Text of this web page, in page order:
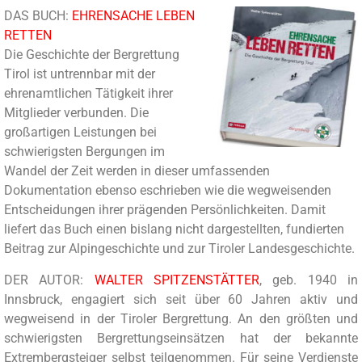
DAS BUCH: EHRENSACHE LEBEN
RETTEN
Die Geschichte der Bergrettung
Tirol ist untrennbar mit der
ehrenamtlichen Tätigkeit ihrer
Mitglieder verbunden. Die
großartigen Leistungen bei
schwierigsten Bergungen im
Wandel der Zeit werden in dieser umfassenden
Dokumentation ebenso eschrieben wie die wegweisenden
Entscheidungen ihrer prägenden Persönlichkeiten. Damit
liefert das Buch einen bislang nicht dargestellten, fundierten
Beitrag zur Alpingeschichte und zur Tiroler Landesgeschichte.
DER AUTOR: WALTER SPITZENSTÄTTER, geb. 1940 in
Innsbruck, engagiert sich seit über 60 Jahren aktiv und
wegweisend in der Tiroler Bergrettung. An den größten und
schwierigsten Bergrettungseinsätzen hat der bekannte
Extrembergsteiger selbst teilgenommen. Für seine Verdienste